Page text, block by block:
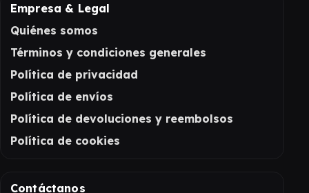
Empresa & Legal
Quiénes somos
Términos y condiciones generales
Política de privacidad
Política de envíos
Política de devoluciones y reembolsos
Política de cookies
Contáctanos